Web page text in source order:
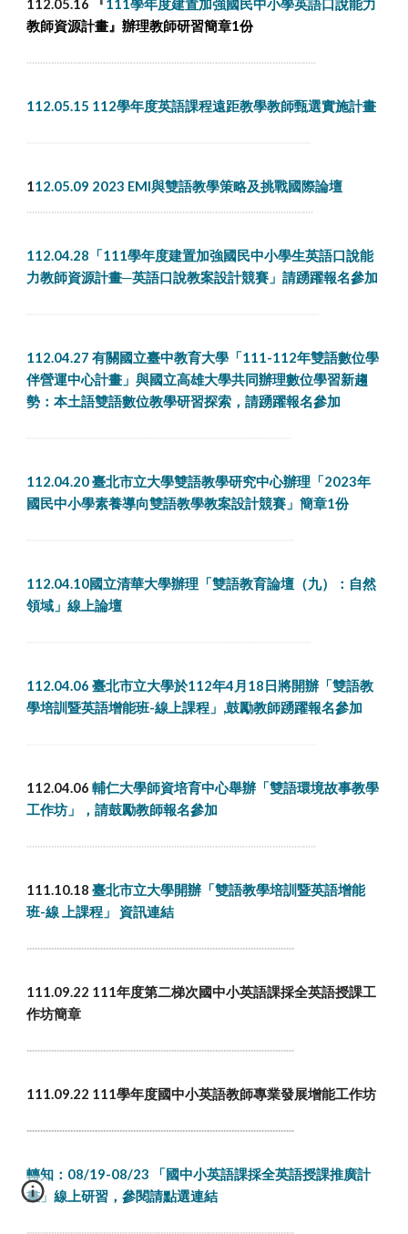
112.05.16 『111學年度建置加強國民中小學英語口說能力
教師資源計畫』辦理教師研習簡章1份
..........................................................................................................
112.05.15 112學年度英語課程遠距教學教師甄選實施計畫
112.05.09 2023 EMI與雙語教學策略及挑戰國際論壇
.........................................................................................................
112.04.28「111學年度建置加強國民中小學生英語口說能
力教師資源計畫─英語口說教案設計競賽」請踴躍報名參加
112.04.27 有關國立臺中教育大學「111-112年雙語數位學
伴營運中心計畫」與國立高雄大學共同辦理數位學習新趨
勢：本土語雙語數位教學研習探索，請踴躍報名參加
112.04.20 臺北市立大學雙語教學研究中心辦理「2023年
國民中小學素養導向雙語教學教案設計競賽」簡章1份
112.04.10國立清華大學辦理「雙語教育論壇（九）：自然
領域」線上論壇
112.04.06 臺北市立大學於112年4月18日將開辦「雙語教
學培訓暨英語增能班-線上課程」,鼓勵教師踴躍報名參加
112.04.06輔仁大學師資培育中心舉辦「雙語環境故事教學
工作坊」，請鼓勵教師報名參加
..........................................................................................................
111.10.18臺北市立大學開辦「雙語教學培訓暨英語增能
班-線 上課程」 資訊連結
..................................................................................................
111.09.22 111年度第二梯次國中小英語課採全英語授課工
作坊簡章
..................................................................................................
111.09.22 111學年度國中小英語教師專業發展增能工作坊
..................................................................................................
轉知：08/19-08/23 「國中小英語課採全英語授課推廣計
畫」線上研習，參閱請點選連結
..................................................................................................